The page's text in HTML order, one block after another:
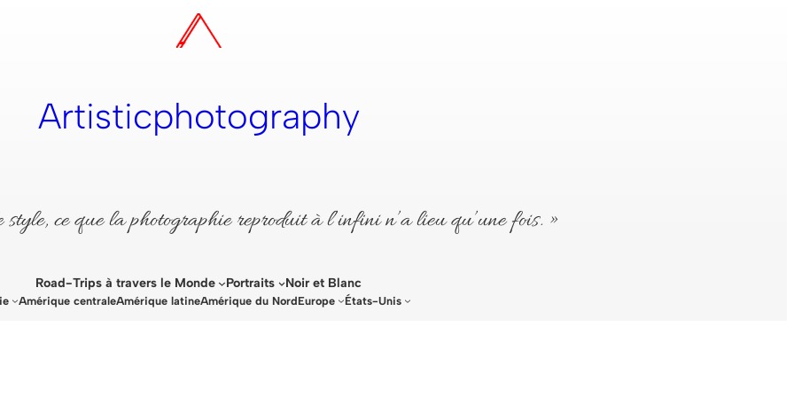
Artisticphotography
ce que la photographie reproduit à l’infini n’a lieu qu’une fois. »
Road-Trips à travers le Monde Portraits Noir et Blanc
Amérique centraleAmérique latineAmérique du NordEurope États-Unis